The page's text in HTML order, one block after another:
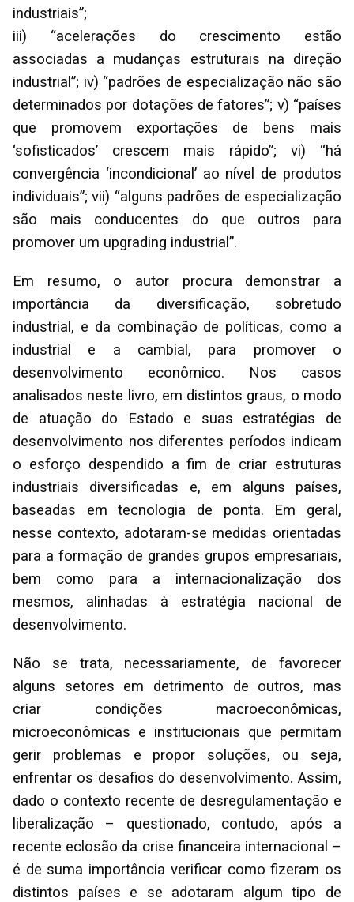
industriais”;
iii) “acelerações do crescimento estão
associadas a mudanças estruturais na direção
industrial”; iv) “padrões de especialização não são
determinados por dotações de fatores”; v) “países
que promovem exportações de bens mais
‘sofisticados’ crescem mais rápido”; vi) “há
convergência ‘incondicional’ ao nível de produtos
individuais”; vii) “alguns padrões de especialização
são mais conducentes do que outros para
promover um upgrading industrial”.
Em resumo, o autor procura demonstrar a
importância da diversificação, sobretudo
industrial, e da combinação de políticas, como a
industrial e a cambial, para promover o
desenvolvimento econômico. Nos casos
analisados neste livro, em distintos graus, o modo
de atuação do Estado e suas estratégias de
desenvolvimento nos diferentes períodos indicam
o esforço despendido a fim de criar estruturas
industriais diversificadas e, em alguns países,
baseadas em tecnologia de ponta. Em geral,
nesse contexto, adotaram-se medidas orientadas
para a formação de grandes grupos empresariais,
bem como para a internacionalização dos
mesmos, alinhadas à estratégia nacional de
desenvolvimento.
Não se trata, necessariamente, de favorecer
alguns setores em detrimento de outros, mas
criar condições macroeconômicas,
microeconômicas e institucionais que permitam
gerir problemas e propor soluções, ou seja,
enfrentar os desafios do desenvolvimento. Assim,
dado o contexto recente de desregulamentação e
liberalização – questionado, contudo, após a
recente eclosão da crise financeira internacional –
é de suma importância verificar como fizeram os
distintos países e se adotaram algum tipo de